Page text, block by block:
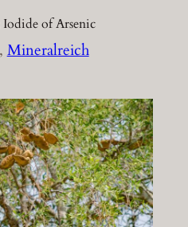
of Arsenic
, Mineralreich